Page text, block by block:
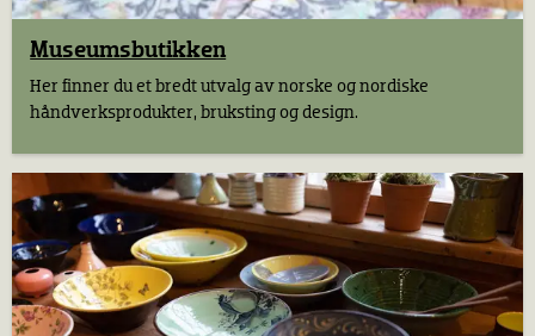
Museumsbutikken
Her finner du et bredt utvalg av norske og nordiske
håndverksprodukter, bruksting og design.